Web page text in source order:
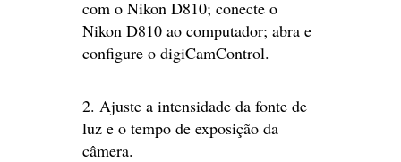
com o Nikon D810; conecte o
Nikon D810 ao computador; abra e
configure o digiCamControl.
2. Ajuste a intensidade da fonte de
luz e o tempo de exposição da
câmera.